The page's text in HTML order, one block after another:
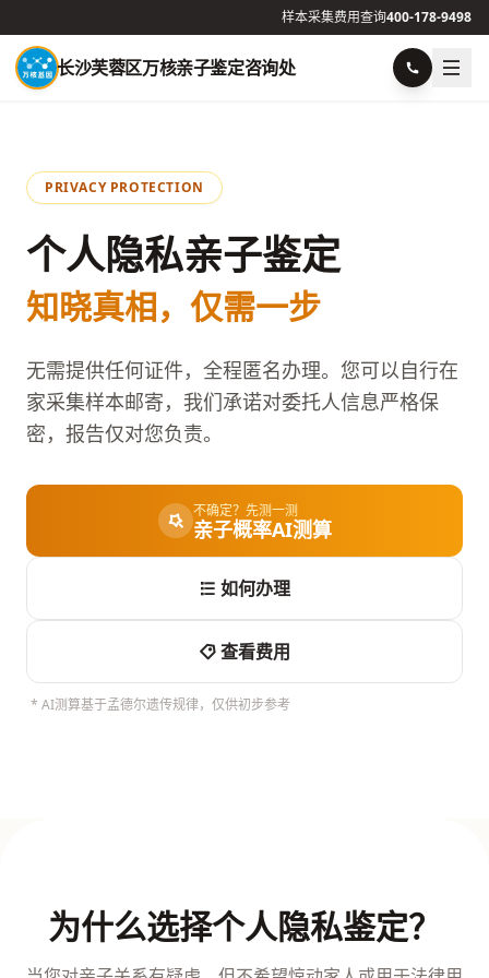
样本采集费用查询400-178-9498
长沙芙蓉区万核亲子鉴定咨询处
PRIVACY PROTECTION
个人隐私亲子鉴定
知晓真相，仅需一步
无需提供任何证件，全程匿名办理。您可以自行在
家采集样本邮寄，我们承诺对委托人信息严格保
密，报告仅对您负责。
不确定？先测一测
亲子概率AI测算
如何办理
查看费用
* AI测算基于孟德尔遗传规律，仅供初步参考
为什么选择个人隐私鉴定？